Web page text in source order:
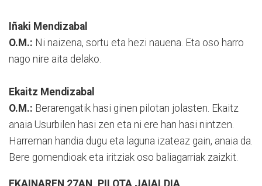
Iñaki Mendizabal
O.M.: Ni naizena, sortu eta hezi nauena. Eta oso harro
nago nire aita delako.
Ekaitz Mendizabal
O.M.: Berarengatik hasi ginen pilotan jolasten. Ekaitz
anaia Usurbilen hasi zen eta ni ere han hasi nintzen.
Harreman handia dugu eta laguna izateaz gain, anaia da.
Bere gomendioak eta iritziak oso baliagarriak zaizkit.